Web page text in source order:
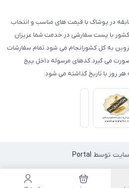
شاپ با ۲۰ سال سابقه در پوشاک با قیمت های مناسب و انتخاب
با پست سفارشی در خدمت شما عزیزان
به کل کشورانجام می شود.تمام سفارشات
می گیرد.کدهای مرسوله داخل پیج
روز با تاریخ گذاشته می شود.
توسط Portal